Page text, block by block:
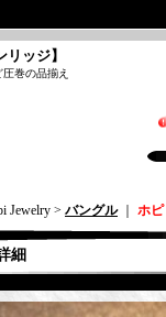
ッジ】
巻の品揃え
Jewelry > バングル｜ ホ
細